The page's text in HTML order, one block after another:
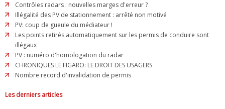
Contrôles radars : nouvelles marges d'erreur ?
Illégalité des PV de stationnement : arrêté non motivé
PV: coup de gueule du médiateur !
Les points retirés automatiquement sur les permis de conduire sont
illégaux
PV : numéro d'homologation du radar
CHRONIQUES LE FIGARO: LE DROIT DES USAGERS
Nombre record d'invalidation de permis
Les derniers articles